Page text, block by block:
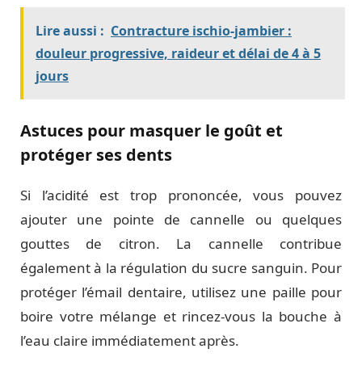
Lire aussi : Contracture ischio-jambier :
douleur progressive, raideur et délai de 4 à 5
jours
Astuces pour masquer le goût et
protéger ses dents
Si l’acidité est trop prononcée, vous pouvez
ajouter une pointe de cannelle ou quelques
gouttes de citron. La cannelle contribue
également à la régulation du sucre sanguin. Pour
protéger l’émail dentaire, utilisez une paille pour
boire votre mélange et rincez-vous la bouche à
l’eau claire immédiatement après.